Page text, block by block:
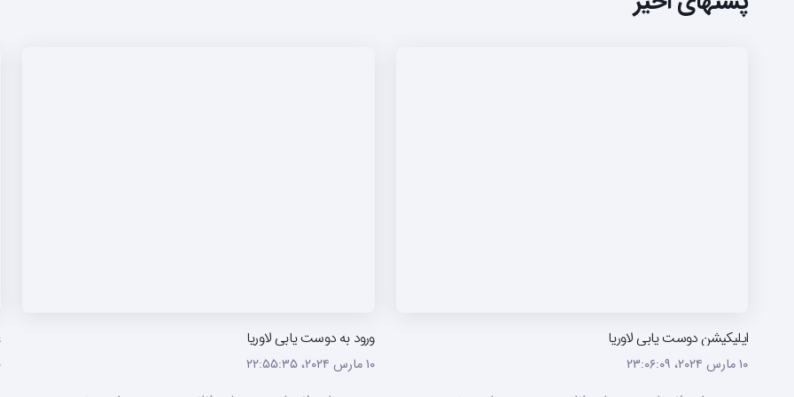
اپلیکیشن دوست یابی لاوریا
۱۰ مارس ۲۰۲۴،‏ ۲۳:۰۶:۰۹
ورود به دوست یابی لاوریا
۱۰ مارس ۲۰۲۴،‏ ۲۲:۵۵:۳۵